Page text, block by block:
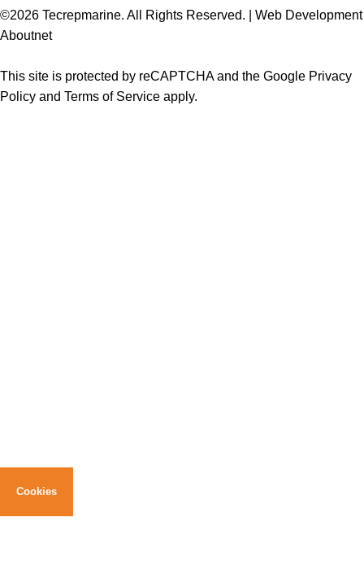
©2026 Tecrepmarine. All Rights Reserved. | Web Development
Aboutnet
This site is protected by reCAPTCHA and the Google Privacy
Policy and Terms of Service apply.
Cookies